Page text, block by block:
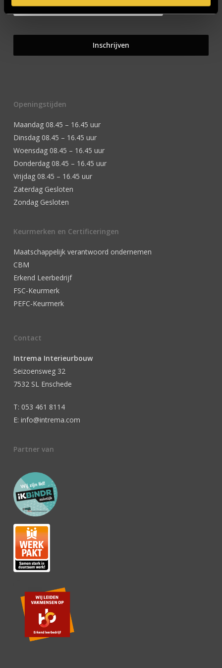
Openingstijden
Maandag 08.45 – 16.45 uur
Dinsdag 08.45 – 16.45 uur
Woensdag 08.45 – 16.45 uur
Donderdag 08.45 – 16.45 uur
Vrijdag 08.45 – 16.45 uur
Zaterdag Gesloten
Zondag Gesloten
Keurmerken en Certificeringen
Maatschappelijk verantwoord ondernemen
CBM
Erkend Leerbedrijf
FSC-Keurmerk
PEFC-Keurmerk
Contact
Intrema Interieurbouw
Seizoensweg 32
7532 SL Enschede
T: 053 461 8114
E: info@intrema.com
Partner van